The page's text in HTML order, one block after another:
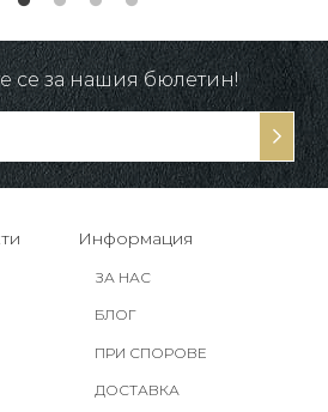
се за нашия бюлетин!
Информация
ЗА НАС
БЛОГ
ПРИ СПОРОВЕ
ДОСТАВКА